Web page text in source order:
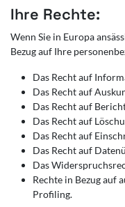
Ihre Rechte:
Wenn Sie in Europa
Bezug auf Ihre
Das Recht auf
Das Recht auf
Das Recht auf
Das Recht auf
Das Recht auf
Das Recht auf
Das
Rechte in Bezug auf
Profiling.